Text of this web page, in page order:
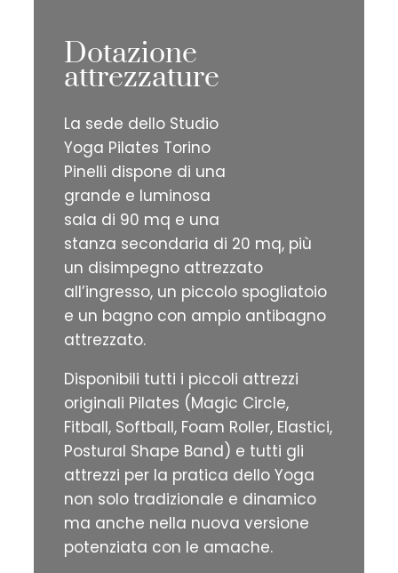
Dotazione
attrezzature
La sede dello Studio
Yoga Pilates Torino
Pinelli dispone di una
grande e luminosa
sala di 90 mq e una
stanza secondaria di 20 mq, più
un disimpegno attrezzato
all’ingresso, un piccolo spogliatoio
e un bagno con ampio antibagno
attrezzato.
Disponibili tutti i piccoli attrezzi
originali Pilates (Magic Circle,
Fitball, Softball, Foam Roller, Elastici,
Postural Shape Band) e tutti gli
attrezzi per la pratica dello Yoga
non solo tradizionale e dinamico
ma anche nella nuova versione
potenziata con le amache.